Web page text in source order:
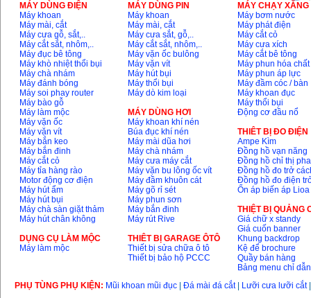
MÁY DÙNG ĐIỆN
Máy khoan
Máy mài, cắt
Máy cưa gỗ, sắt,..
Máy cắt sắt, nhôm,..
Máy đục bê tông
Máy khò nhiệt thổi bụi
Máy chà nhám
Máy đánh bóng
Máy soi phay router
Máy bào gỗ
Máy làm mộc
Máy vặn ốc
Máy vặn vít
Máy bắn keo
Máy bắn đinh
Máy cắt cỏ
Máy tỉa hàng rào
Motor động cơ điện
Máy hút ẩm
Máy hút bụi
Máy chà sàn giặt thảm
Máy hút chân không
DỤNG CỤ LÀM MỘC
Máy làm mộc
MÁY DÙNG PIN
Máy khoan
Máy mài, cắt
Máy cưa sắt, gỗ,..
Máy cắt sắt, nhôm,..
Máy vặn ốc bulông
Máy vặn vít
Máy hút bụi
Máy thổi bụi
Máy dò kim loại
MÁY DÙNG HƠI
Máy khoan khí nén
Búa đục khí nén
Máy mài dũa hơi
Máy chà nhám
Máy cưa máy cắt
Máy vặn bu lông ốc vít
Máy đầm khuôn cát
Máy gõ rỉ sét
Máy phun sơn
Máy bắn đinh
Máy rút Rive
THIÊT BỊ GARAGE ÔTÔ
Thiết bị sửa chữa ô tô
Thiết bị bảo hộ PCCC
MÁY CHẠY
Máy bơm nước
Máy phát điện
Máy cắt cỏ
Máy cưa xích
Máy cắt bê tông
Máy phun hóa chất
Máy phun áp lực
Máy đầm cóc / bàn
Máy khoan đục
Máy thổi bụi
Động cơ đầu nổ
THIÊT BỊ ĐO ĐIỆN
Ampe Kìm
Đồng hồ vạn năng
Đồng hồ chỉ thị pha
Đồng hồ đo trở
Đồng hồ đo điện
Ổn áp biến áp Lioa
THIỆT BỊ QUẢNG
Giá chữ x standy
Giá cuốn banner
Khung backdrop
Kệ để brochure
Quầy bán hàng
Bảng menu chỉ dẫn
PHỤ TÙNG PHỤ KIỆN: Mũi khoan mũi đục Đá mài đá cắt| Lưỡi cưa lưỡi cắt